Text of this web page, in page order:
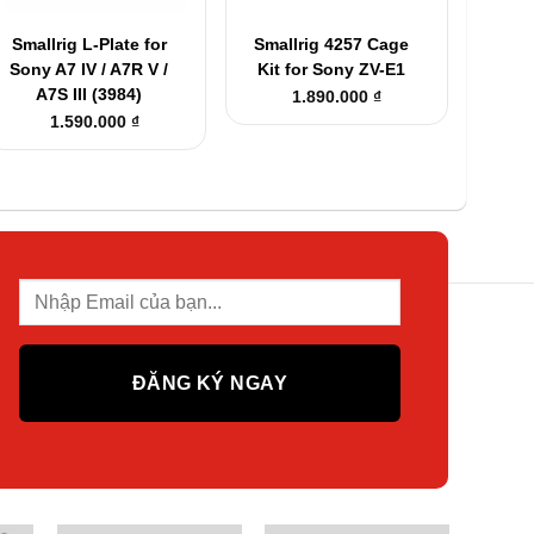
Smallrig L-Plate for
Sony A7 IV / A7R V /
A7S III (3984)
1.590.000₫
Smallrig 4257 Cage
Kit for Sony ZV-E1
1.890.000₫